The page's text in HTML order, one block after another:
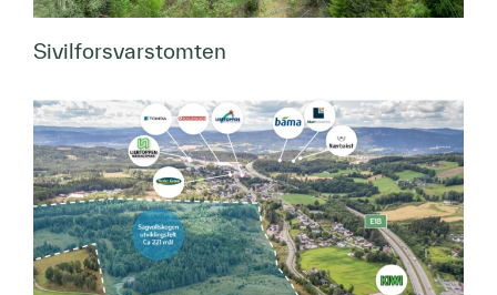
Sivilforsvarstomten